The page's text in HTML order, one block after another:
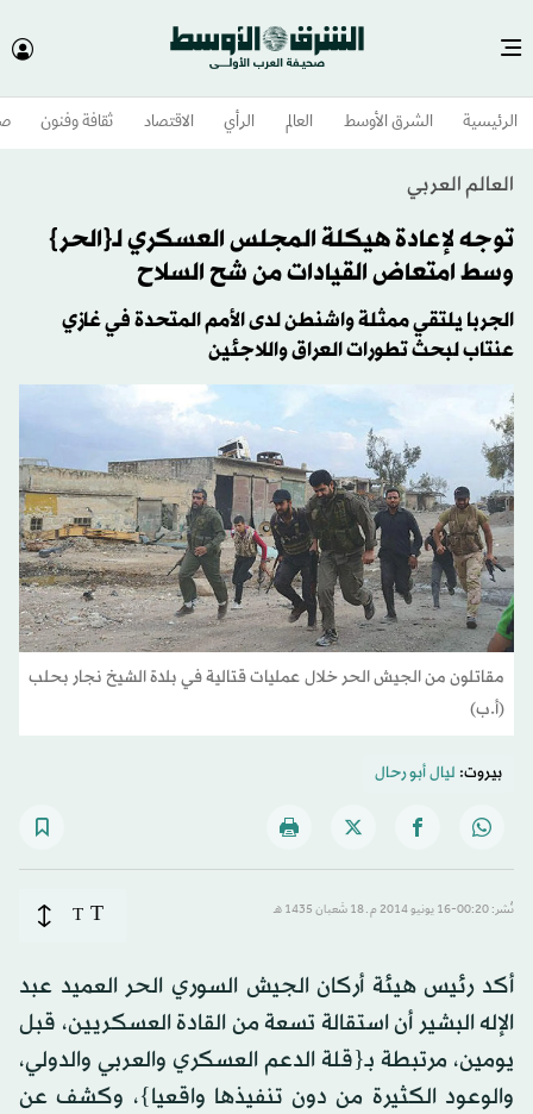
الرئيسية الشرق الأوسط​ العالم الرأي الاقتصاد ثقافة وفنون
العالم العربي
توجه لإعادة هيكلة المجلس العسكري لـ{الحر}
وسط امتعاض القيادات من شح السلاح
الجربا يلتقي ممثلة واشنطن لدى الأمم المتحدة في غازي
عنتاب لبحث تطورات العراق واللاجئين
مقاتلون من الجيش الحر خلال عمليات قتالية في بلدة الشيخ نجار بحلب
(أ.ب)
بيروت: ليال أبو رحال
نُشر: 00:20-16 يونيو 2014 م ـ 18 شَعبان 1435 هـ T
T
أكد رئيس هيئة أركان الجيش السوري الحر العميد عبد
الإله البشير أن استقالة تسعة من القادة العسكريين، قبل
يومين، مرتبطة بـ{قلة الدعم العسكري والعربي والدولي،
والوعود الكثيرة من دون تنفيذها واقعيا}، وكشف عن